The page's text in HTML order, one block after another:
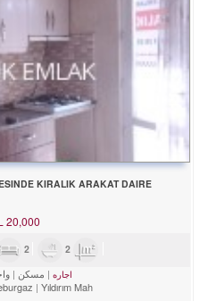
KIRALIK ARAKAT DAIRE
20,000
2 2
اجاره مسکن
Yıldırım Mah.